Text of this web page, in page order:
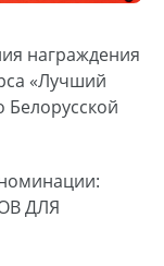
награждения
«Лучший
Белорусской
ДЛЯ